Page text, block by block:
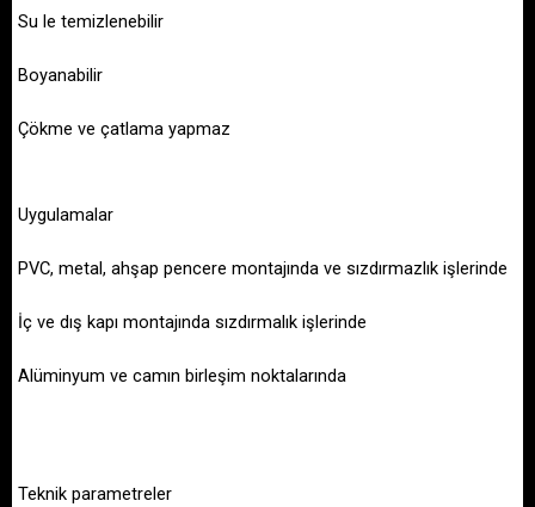
Su le temizlenebilir
Boyanabilir
Çökme ve çatlama yapmaz
Uygulamalar
PVC, metal, ahşap pencere montajında ve sızdırmazlık işlerinde
İç ve dış kapı montajında sızdırmalık işlerinde
Alüminyum ve camın birleşim noktalarında
Teknik parametreler